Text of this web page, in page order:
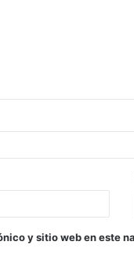
y sitio web en este